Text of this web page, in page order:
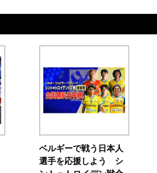
ベルギーで戦う日本人
選手を応援しよう シ